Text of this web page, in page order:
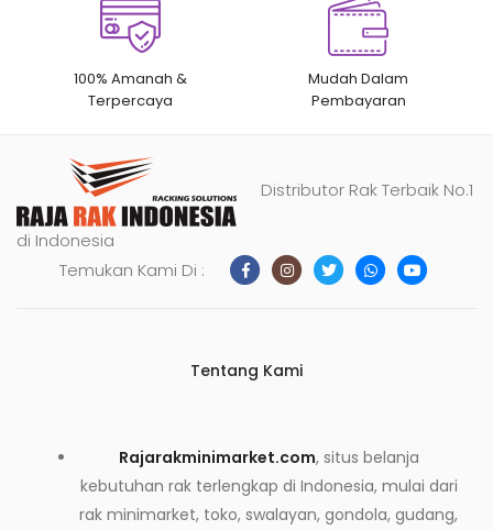
100% Amanah &
Terpercaya
Mudah Dalam
Pembayaran
Distributor Rak Terbaik No.1
di Indonesia
Temukan Kami Di :
Tentang Kami
Rajarakminimarket.com, situs belanja
kebutuhan rak terlengkap di Indonesia, mulai dari
rak minimarket, toko, swalayan, gondola, gudang,